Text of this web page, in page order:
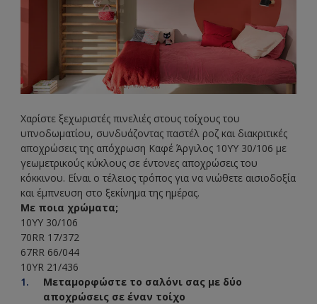
Χαρίστε ξεχωριστές πινελιές στους τοίχους του
υπνοδωματίου, συνδυάζοντας παστέλ ροζ και διακριτικές
αποχρώσεις της απόχρωση Καφέ Άργιλος 10YY 30/106 με
γεωμετρικούς κύκλους σε έντονες αποχρώσεις του
κόκκινου. Είναι ο τέλειος τρόπος για να νιώθετε αισιοδοξία
και έμπνευση στο ξεκίνημα της ημέρας.
Με ποια χρώματα;
10YY 30/106
70RR 17/372
67RR 66/044
10YR 21/436
Μεταμορφώστε το σαλόνι σας με δύο
αποχρώσεις σε έναν τοίχο